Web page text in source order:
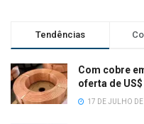
Tendências
Com cobre
oferta de
17 DE JULHO